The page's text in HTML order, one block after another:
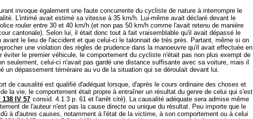
invoque également une faute concurrente du cycliste de nature à interrompre le
L'intimé avait estimé sa vitesse à 35 km/h. Lui-même avait déclaré devant le
rouler entre 30 et 40 km/h (et non pas 50 km/h comme l'avait retenu de manière
cantonale). Selon lui, il était donc tout à fait vraisemblable qu'il avait dépassé le
avant le lieu de l'accident et que celui-ci le talonnait de très près. Partant, même si on
une violation des règles de prudence dans la manoeuvre qu'il avait effectuée en
éviter le premier véhicule, le comportement du cycliste n'était pas non plus exempt de
seulement, celui-ci n'avait pas gardé une distance suffisante avec sa voiture, mais il
un dépassement téméraire au vu de la situation qui se déroulait devant lui.
de causalité est qualifié d'adéquat lorsque, d'après le cours ordinaire des choses et
la vie, le comportement était propre à entraîner un résultat du genre de celui qui s'est
138 IV 57 consid. 4.1.3 p. 61 et l'arrêt cité). La causalité adéquate sera admise même
de l'auteur n'est pas la cause directe ou unique du résultat. Peu importe que le
à d'autres causes, notamment à l'état de la victime, à son comportement ou à celui